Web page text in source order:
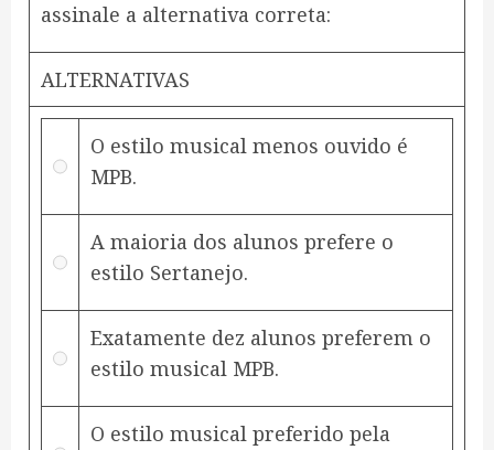
assinale a alternativa correta:
ALTERNATIVAS
O estilo musical menos ouvido é
MPB.
A maioria dos alunos prefere o
estilo Sertanejo.
Exatamente dez alunos preferem o
estilo musical MPB.
O estilo musical preferido pela